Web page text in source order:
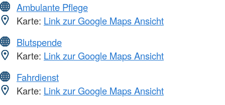
Ambulante Pflege
Karte: Link zur Google Maps Ansicht
Blutspende
Karte: Link zur Google Maps Ansicht
Fahrdienst
Karte: Link zur Google Maps Ansicht